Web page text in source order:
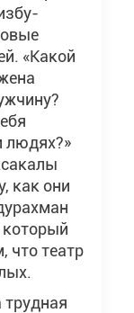
«Какой
людях?»
как они
который
что театр